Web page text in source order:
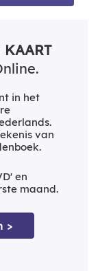
KAART
in het
van
en
maand.
>